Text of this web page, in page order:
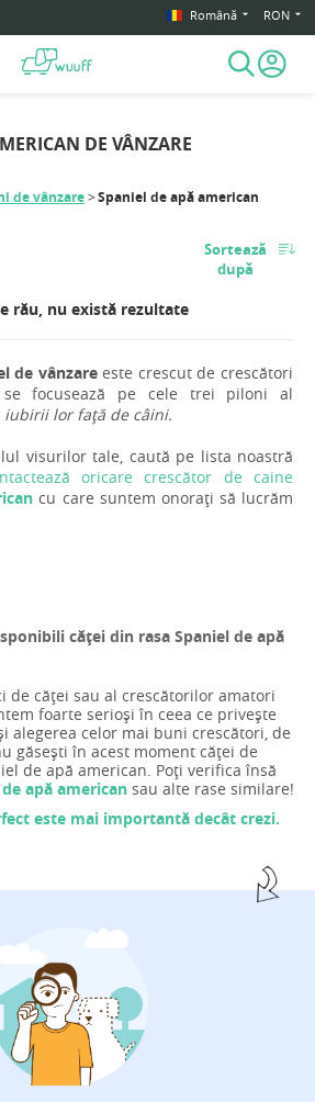
Română RON
DE VÂNZARE
de vânzare Spaniel de apă american
Sortează
după
rău, nu există rezultate
de vânzareeste crescut de crescători
se focusează pe cele trei piloni al
lor față de câini.
visurilor tale, caută pe lista noastră
oricare crescător de caine
cu care suntem onorați să lucrăm
căței din rasa Spaniel de apă
de căței sau al crescătorilor amatori
foarte serioși în ceea ce privește
alegerea celor mai buni crescători, de
găsești în acest moment căței de
de apă american. Poți verifica însă
apă american sau alte rase similare!
este mai importantă decât crezi.